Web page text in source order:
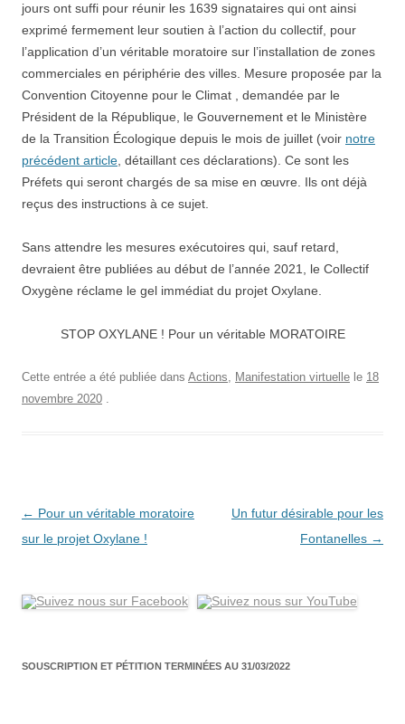
jours ont suffi pour réunir les 1639 signataires qui ont ainsi
exprimé fermement leur soutien à l’action du collectif, pour
l’application d’un véritable moratoire sur l’installation de zones
commerciales en périphérie des villes. Mesure proposée par la
Convention Citoyenne pour le Climat , demandée par le
Président de la République, le Gouvernement et le Ministère
de la Transition Écologique depuis le mois de juillet (voir notre
précédent article , détaillant ces déclarations). Ce sont les
Préfets qui seront chargés de sa mise en œuvre. Ils ont déjà
reçus des instructions à ce sujet.
Sans attendre les mesures exécutoires qui, sauf retard,
devraient être publiées au début de l’année 2021, le Collectif
Oxygène réclame le gel immédiat du projet Oxylane.
STOP OXYLANE ! Pour un véritable MORATOIRE
Cette entrée a été publiée dans Actions, Manifestation virtuelle le 18
novembre 2020 .
Navigation
des
← Pour un véritable moratoire
sur le projet Oxylane !
Un futur désirable pour les
Fontanelles →
SOUSCRIPTION ET PÉTITION TERMINÉES AU 31/03/2022